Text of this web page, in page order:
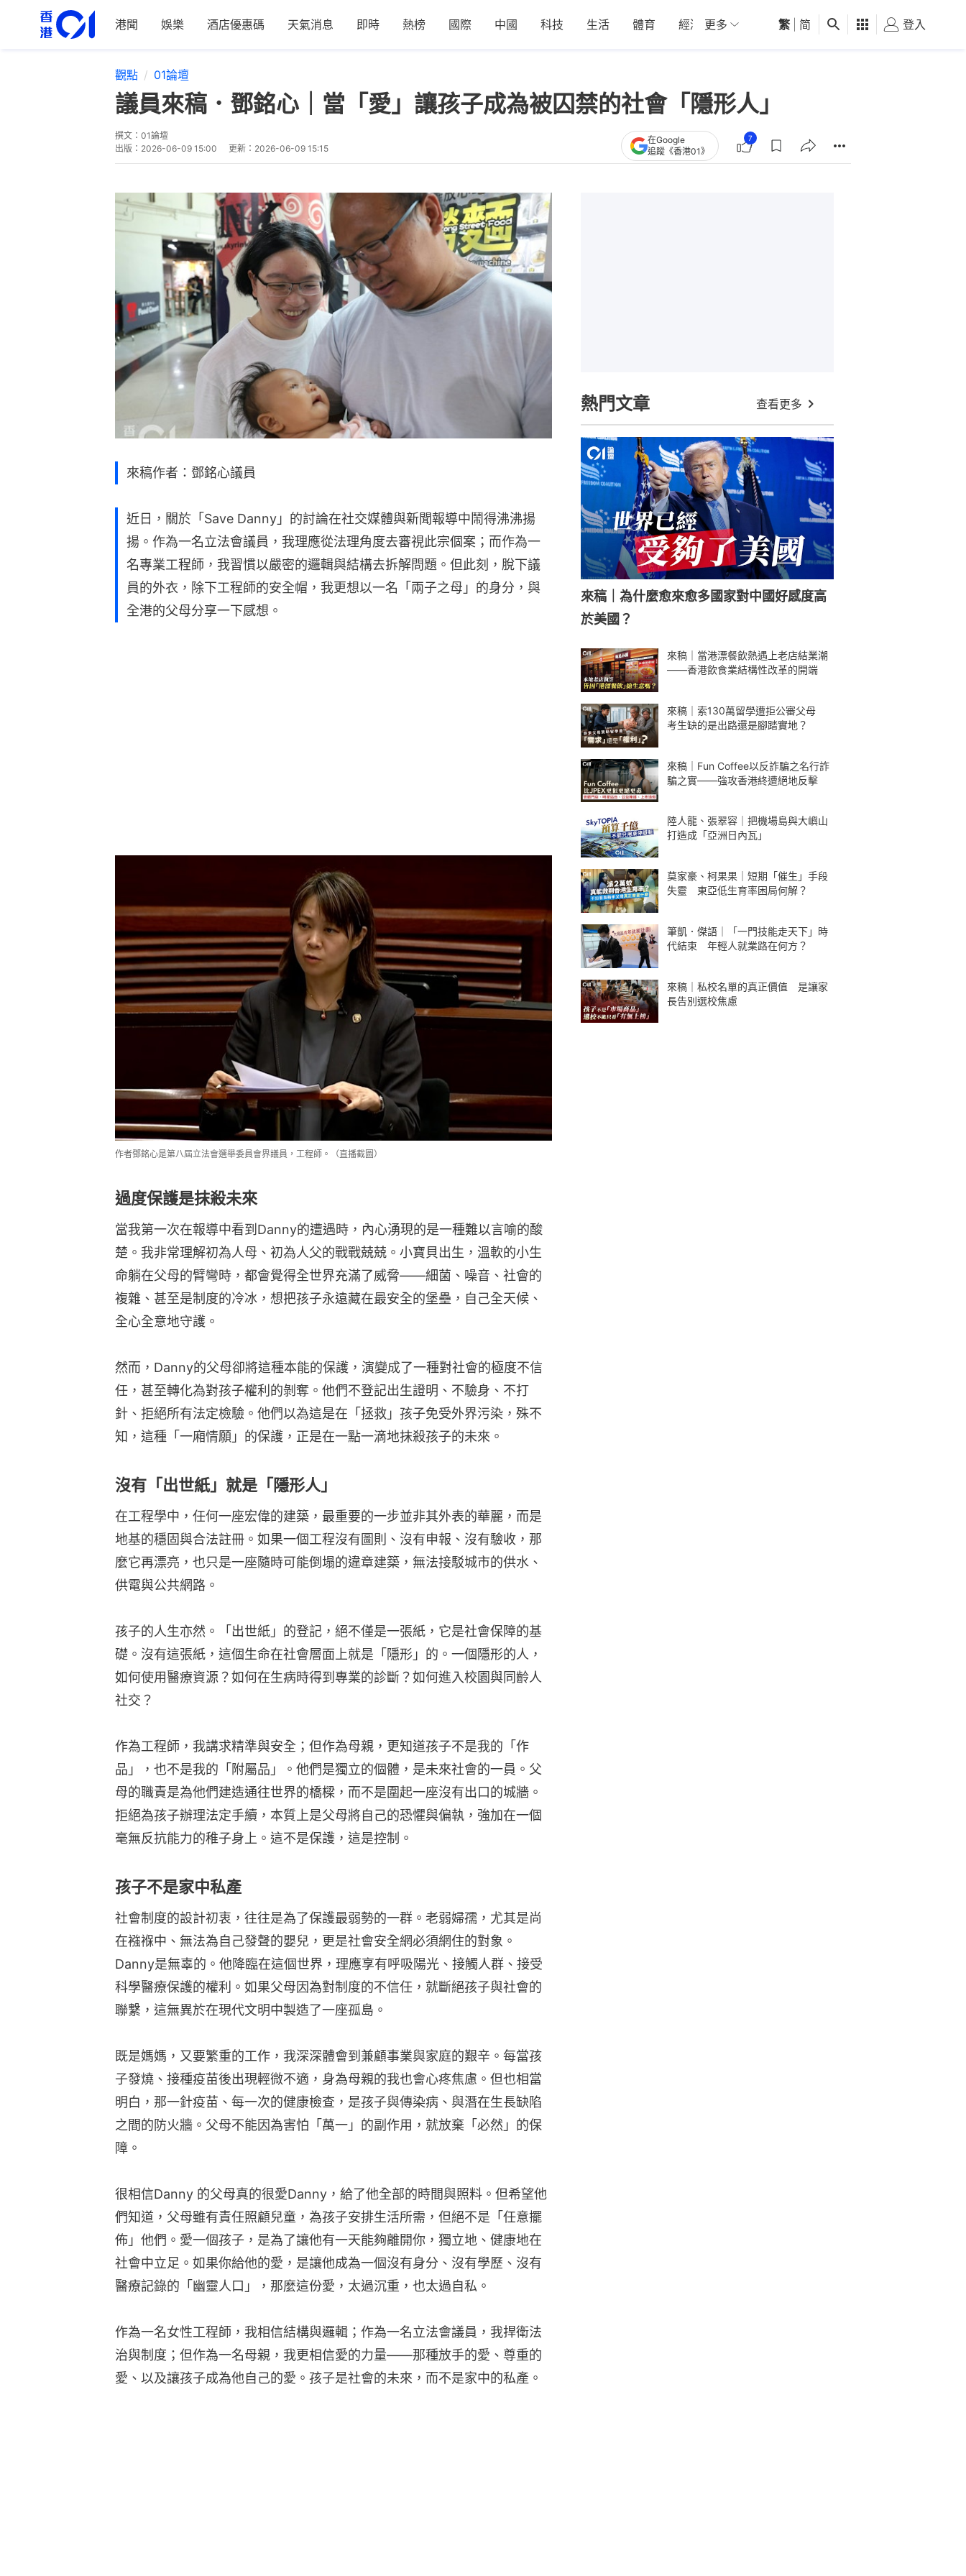
港聞 娛樂 酒店優惠碼 天氣消息 即時 熱榜 國際 中國 科技 生活 體育 經濟 01深圳 觀點 健康 好食玩飛
更多 繁 简 登入
觀點 01論壇
議員來稿．鄧銘心｜當「愛」讓孩子成為被囚禁的社會「隱形人」
撰文： 01論壇
出版： 2026-06-09 15:00 更新： 2026-06-09 15:15
在Google
追蹤《香港01》
7
來稿作者：鄧銘心議員
近日，關於「Save Danny」的討論在社交媒體與新聞報導中鬧得沸沸揚
揚。作為一名立法會議員，我理應從法理角度去審視此宗個案；而作為一
名專業工程師，我習慣以嚴密的邏輯與結構去拆解問題。但此刻，脫下議
員的外衣，除下工程師的安全帽，我更想以一名「兩子之母」的身分，與
全港的父母分享一下感想。
作者鄧銘心是第八屆立法會選舉委員會界議員，工程師。（直播截圖）
過度保護是抹殺未來
當我第一次在報導中看到Danny的遭遇時，內心湧現的是一種難以言喻的酸
楚。我非常理解初為人母、初為人父的戰戰兢兢。小寶貝出生，溫軟的小生
命躺在父母的臂彎時，都會覺得全世界充滿了威脅——細菌、噪音、社會的
複雜、甚至是制度的冷冰，想把孩子永遠藏在最安全的堡壘，自己全天候、
全心全意地守護。
然而，Danny的父母卻將這種本能的保護，演變成了一種對社會的極度不信
任，甚至轉化為對孩子權利的剝奪。他們不登記出生證明、不驗身、不打
針、拒絕所有法定檢驗。他們以為這是在「拯救」孩子免受外界污染，殊不
知，這種「一廂情願」的保護，正是在一點一滴地抹殺孩子的未來。
沒有「出世紙」就是「隱形人」
在工程學中，任何一座宏偉的建築，最重要的一步並非其外表的華麗，而是
地基的穩固與合法註冊。如果一個工程沒有圖則、沒有申報、沒有驗收，那
麼它再漂亮，也只是一座隨時可能倒塌的違章建築，無法接駁城市的供水、
供電與公共網路。
孩子的人生亦然。「出世紙」的登記，絕不僅是一張紙，它是社會保障的基
礎。沒有這張紙，這個生命在社會層面上就是「隱形」的。一個隱形的人，
如何使用醫療資源？如何在生病時得到專業的診斷？如何進入校園與同齡人
社交？
作為工程師，我講求精準與安全；但作為母親，更知道孩子不是我的「作
品」，也不是我的「附屬品」。他們是獨立的個體，是未來社會的一員。父
母的職責是為他們建造通往世界的橋樑，而不是圍起一座沒有出口的城牆。
拒絕為孩子辦理法定手續，本質上是父母將自己的恐懼與偏執，強加在一個
毫無反抗能力的稚子身上。這不是保護，這是控制。
孩子不是家中私產
社會制度的設計初衷，往往是為了保護最弱勢的一群。老弱婦孺，尤其是尚
在襁褓中、無法為自己發聲的嬰兒，更是社會安全網必須網住的對象。
Danny是無辜的。他降臨在這個世界，理應享有呼吸陽光、接觸人群、接受
科學醫療保護的權利。如果父母因為對制度的不信任，就斷絕孩子與社會的
聯繫，這無異於在現代文明中製造了一座孤島。
既是媽媽，又要繁重的工作，我深深體會到兼顧事業與家庭的艱辛。每當孩
子發燒、接種疫苗後出現輕微不適，身為母親的我也會心疼焦慮。但也相當
明白，那一針疫苗、每一次的健康檢查，是孩子與傳染病、與潛在生長缺陷
之間的防火牆。父母不能因為害怕「萬一」的副作用，就放棄「必然」的保
障。
很相信Danny 的父母真的很愛Danny，給了他全部的時間與照料。但希望他
們知道，父母雖有責任照顧兒童，為孩子安排生活所需，但絕不是「任意擺
佈」他們。愛一個孩子，是為了讓他有一天能夠離開你，獨立地、健康地在
社會中立足。如果你給他的愛，是讓他成為一個沒有身分、沒有學歷、沒有
醫療記錄的「幽靈人口」，那麼這份愛，太過沉重，也太過自私。
作為一名女性工程師，我相信結構與邏輯；作為一名立法會議員，我捍衛法
治與制度；但作為一名母親，我更相信愛的力量——那種放手的愛、尊重的
愛、以及讓孩子成為他自己的愛。孩子是社會的未來，而不是家中的私產。
熱門文章 查看更多
來稿｜為什麼愈來愈多國家對中國好感度高
於美國？
來稿｜當港漂餐飲熱遇上老店結業潮
——香港飲食業結構性改革的開端
來稿｜索130萬留學遭拒公審父母
考生缺的是出路還是腳踏實地？
來稿｜Fun Coffee以反詐騙之名行詐
騙之實——強攻香港終遭絕地反擊
陸人龍、張翠容｜把機場島與大嶼山
打造成「亞洲日內瓦」
莫家豪、柯果果｜短期「催生」手段
失靈 東亞低生育率困局何解？
筆凱．傑語｜「一門技能走天下」時
代結束 年輕人就業路在何方？
來稿｜私校名單的真正價值 是讓家
長告別選校焦慮